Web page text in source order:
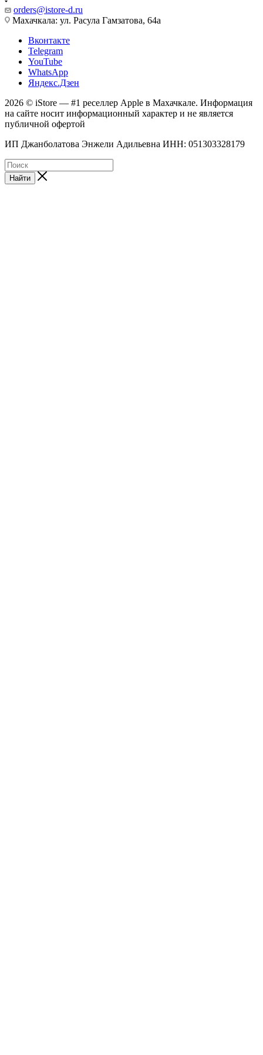
orders@istore-d.ru
Махачкала: ул. Расула Гамзатова, 64а
Вконтакте
Telegram
YouTube
WhatsApp
Яндекс.Дзен
2026 © iStore — #1 реселлер Apple в Махачкале. Информация
на сайте носит информационный характер и не является
публичной офертой
ИП Джанболатова Энжели Адильевна ИНН: 051303328179
Найти